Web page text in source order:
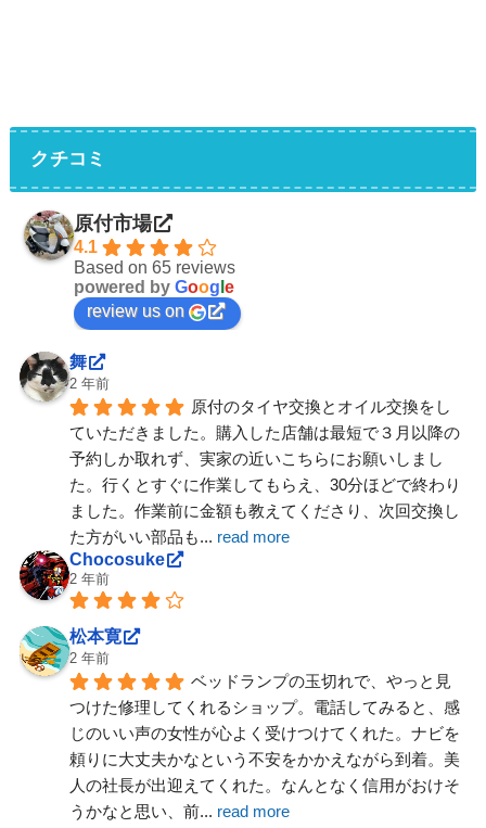
クチコミ
原付市場
4.1
Based on 65 reviews
powered by Goog e
review us on
舞
2 年前
原付のタイヤ交換とオイル交換をし
ていただきました。購入した店舗は最短で３月以降の
予約しか取れず、実家の近いこちらにお願いしまし
た。行くとすぐに作業してもらえ、30分ほどで終わり
ました。作業前に金額も教えてくださり、次回交換し
た方がいい部品も... read more
Chocosuke
2 年前
松本寛
2 年前
ベッドランプの玉切れで、やっと見
つけた修理してくれるショップ。電話してみると、感
じのいい声の女性が心よく受けつけてくれた。ナビを
頼りに大丈夫かなという不安をかかえながら到着。美
人の社長が出迎えてくれた。なんとなく信用がおけそ
うかなと思い、前... read more